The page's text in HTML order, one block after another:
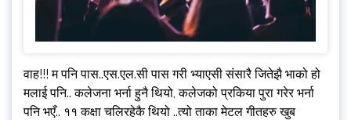
वाह!!! म पनि पास..एस.एल.सी पास गरी भ्याएसी संसारै जितेझै भाको हो
मलाई पनि.. कलेजना भर्ना हुनै थियो, कलेजको प्रकिया पुरा गरेर भर्ना
पनि भएँ.. ११ कक्षा चलिरहेकै थियो ..त्यो ताका मेटल गीतहरु खुब